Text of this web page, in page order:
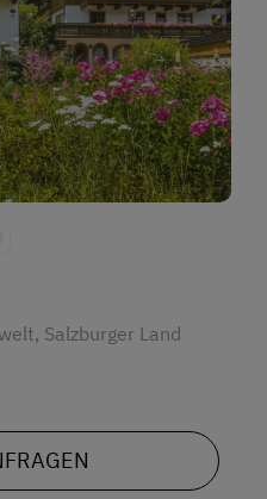
Salzburger Land